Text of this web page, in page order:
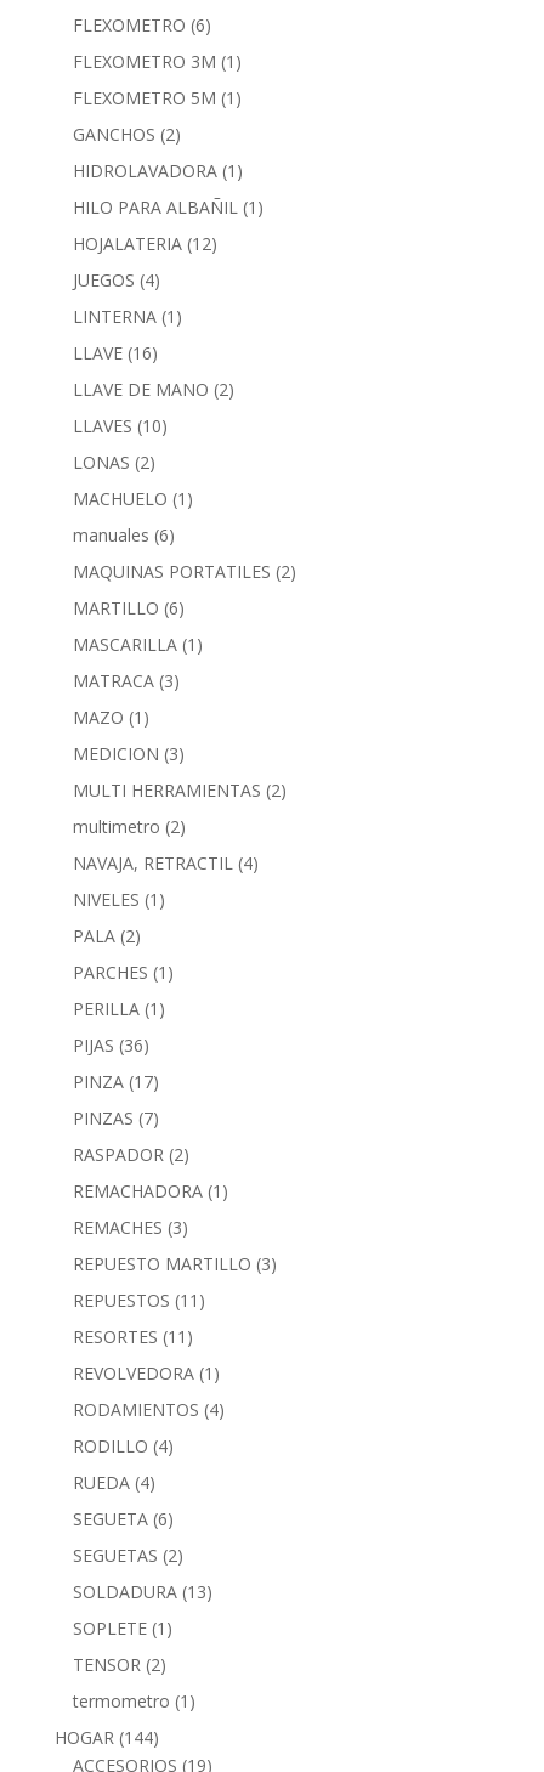
FLEXOMETRO (6)
FLEXOMETRO 3M (1)
FLEXOMETRO 5M (1)
GANCHOS (2)
HIDROLAVADORA (1)
HILO PARA ALBAÑIL (1)
HOJALATERIA (12)
JUEGOS (4)
LINTERNA (1)
LLAVE (16)
LLAVE DE MANO (2)
LLAVES (10)
LONAS (2)
MACHUELO (1)
manuales (6)
MAQUINAS PORTATILES (2)
MARTILLO (6)
MASCARILLA (1)
MATRACA (3)
MAZO (1)
MEDICION (3)
MULTI HERRAMIENTAS (2)
multimetro (2)
NAVAJA, RETRACTIL (4)
NIVELES (1)
PALA (2)
PARCHES (1)
PERILLA (1)
PIJAS (36)
PINZA (17)
PINZAS (7)
RASPADOR (2)
REMACHADORA (1)
REMACHES (3)
REPUESTO MARTILLO (3)
REPUESTOS (11)
RESORTES (11)
REVOLVEDORA (1)
RODAMIENTOS (4)
RODILLO (4)
RUEDA (4)
SEGUETA (6)
SEGUETAS (2)
SOLDADURA (13)
SOPLETE (1)
TENSOR (2)
termometro (1)
HOGAR (144)
ACCESORIOS (19)